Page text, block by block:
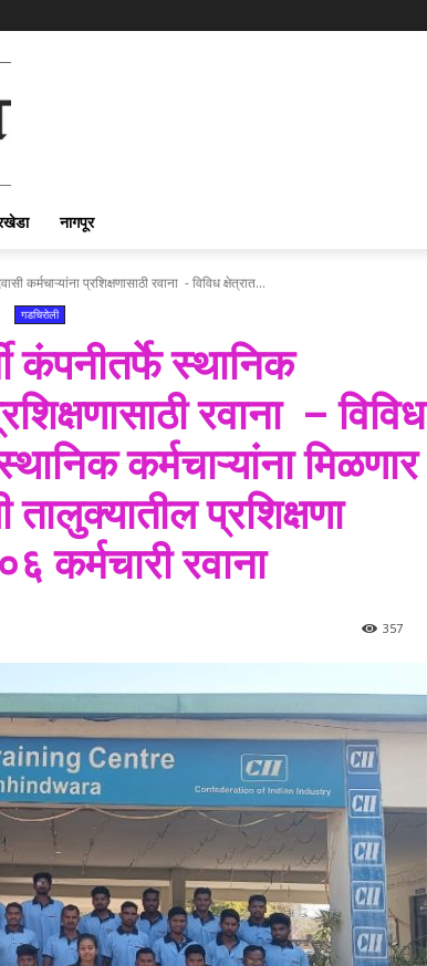
नागपूर
प्रशिक्षणासाठी रवाना - विविध क्षेत्रात...
गडचिरोली
स्थानिक
रवाना – विविध
कर्मचाऱ्यांना मिळणार
प्रशिक्षणा
कर्मचारी रवाना
357